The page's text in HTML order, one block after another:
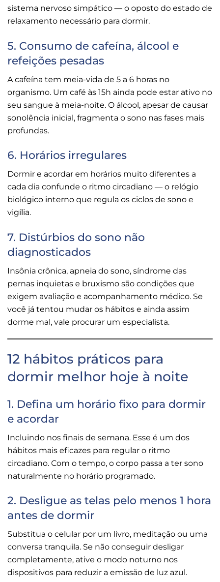
sistema nervoso simpático — o oposto do estado de
relaxamento necessário para dormir.
5. Consumo de cafeína, álcool e
refeições pesadas
A cafeína tem meia-vida de 5 a 6 horas no
organismo. Um café às 15h ainda pode estar ativo no
seu sangue à meia-noite. O álcool, apesar de causar
sonolência inicial, fragmenta o sono nas fases mais
profundas.
6. Horários irregulares
Dormir e acordar em horários muito diferentes a
cada dia confunde o ritmo circadiano — o relógio
biológico interno que regula os ciclos de sono e
vigília.
7. Distúrbios do sono não
diagnosticados
Insônia crônica, apneia do sono, síndrome das
pernas inquietas e bruxismo são condições que
exigem avaliação e acompanhamento médico. Se
você já tentou mudar os hábitos e ainda assim
dorme mal, vale procurar um especialista.
12 hábitos práticos para
dormir melhor hoje à noite
1. Defina um horário fixo para dormir
e acordar
Incluindo nos finais de semana. Esse é um dos
hábitos mais eficazes para regular o ritmo
circadiano. Com o tempo, o corpo passa a ter sono
naturalmente no horário programado.
2. Desligue as telas pelo menos 1 hora
antes de dormir
Substitua o celular por um livro, meditação ou uma
conversa tranquila. Se não conseguir desligar
completamente, ative o modo noturno nos
dispositivos para reduzir a emissão de luz azul.